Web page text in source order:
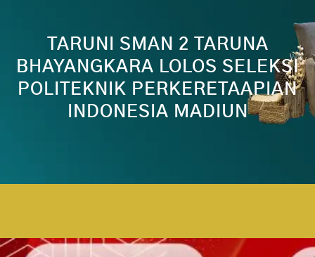
TARUNI SMAN 2 TARUNA
BHAYANGKARA LOLOS SELEKSI
POLITEKNIK PERKERETAAPIAN
INDONESIA MADIUN